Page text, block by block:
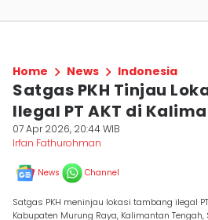
Home News Indonesia
Satgas PKH Tinjau
Ilegal PT AKT di
07 Apr 2026, 20:44 WIB
Irfan Fathurohman
News Channel
Satgas PKH meninjau lokasi tambang ilegal
Kabupaten Murung Raya, Kalimantan